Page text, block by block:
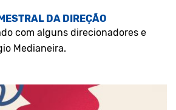
DA DIREÇÃO
com alguns direcionadores e
Medianeira.